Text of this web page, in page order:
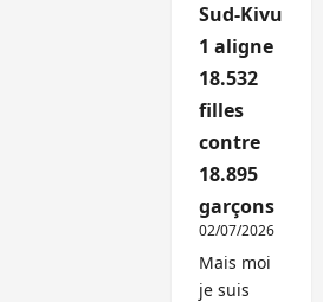
Sud-Kivu
1 aligne
18.532
filles
contre
18.895
garçons
02/07/2026
Mais moi
je suis